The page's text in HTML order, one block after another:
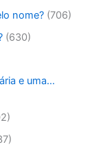
nome? (706)
(630)
e uma…